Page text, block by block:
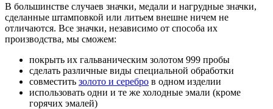
В большинстве случаев значки, медали и нагрудные значки,
сделанные штамповкой или литьем внешне ничем не
отличаются. Все значки, независимо от способа их
производства, мы сможем:
покрыть их гальваническим золотом 999 пробы
сделать различные виды специальной обработки
совместить золото и серебро в одном изделии
использовать одни и те же холодные эмали (кроме
горячих эмалей)